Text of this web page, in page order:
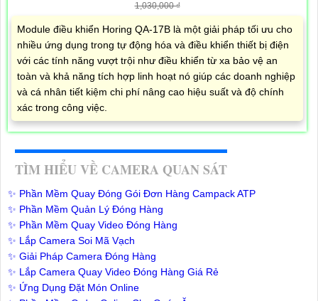
1,030,000 ₫
Module điều khiển Horing QA-17B là một giải pháp tối ưu cho
nhiều ứng dụng trong tự động hóa và điều khiển thiết bị điện
với các tính năng vượt trội như điều khiển từ xa bảo vệ an
toàn và khả năng tích hợp linh hoạt nó giúp các doanh nghiệp
và cá nhân tiết kiệm chi phí nâng cao hiệu suất và độ chính
xác trong công việc.
TÌM HIỂU VỀ CAMERA QUAN SÁT
✨ Phần Mềm Quay Đóng Gói Đơn Hàng Campack ATP
✨ Phần Mềm Quản Lý Đóng Hàng
✨ Phần Mềm Quay Video Đóng Hàng
✨ Lắp Camera Soi Mã Vạch
✨ Giải Pháp Camera Đóng Hàng
✨ Lắp Camera Quay Video Đóng Hàng Giá Rẻ
✨ Ứng Dụng Đặt Món Online